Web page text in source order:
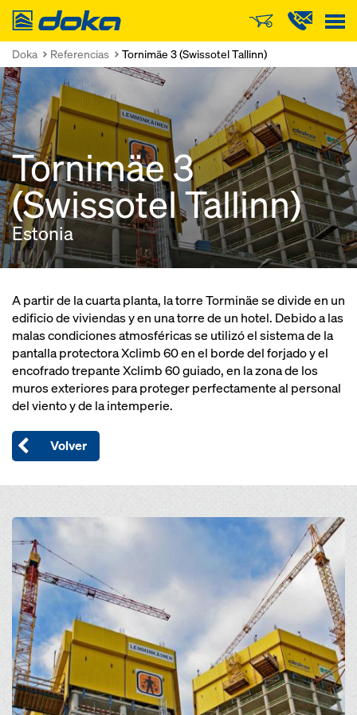
Doka
Doka Referencias Tornimäe 3 (Swissotel Tallinn)
Tornimäe 3
(Swissotel Tallinn)
Estonia
A partir de la cuarta planta, la torre Torminäe se divide en un
edificio de viviendas y en una torre de un hotel. Debido a las
malas condiciones atmosféricas se utilizó el sistema de la
pantalla protectora Xclimb 60 en el borde del forjado y el
encofrado trepante Xclimb 60 guiado, en la zona de los
muros exteriores para proteger perfectamente al personal
del viento y de la intemperie.
Volver
Open